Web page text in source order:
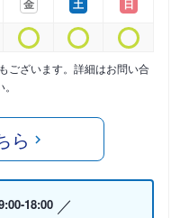
金
土
日
ございます。詳細はお問い合
ら
18:00